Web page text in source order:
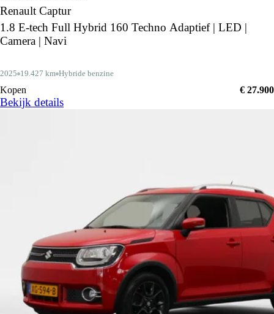
Renault Captur
1.8 E-tech Full Hybrid 160 Techno Adaptief | LED |
Camera | Navi
2025 19.427 km Hybride benzine
Kopen € 27.900
Bekijk details